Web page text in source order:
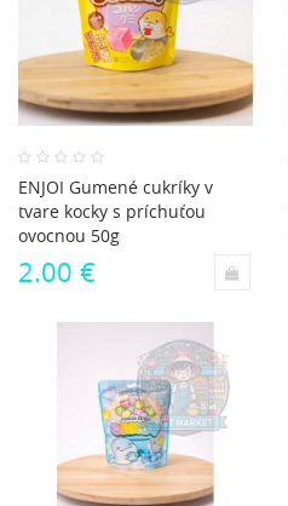
ENJOI Gumené cukríky v
tvare kocky s príchuťou
ovocnou 50g
2.00 €